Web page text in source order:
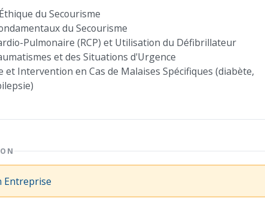
du Secourisme
du Secourisme
Pulmonaire (RCP) et Utilisation du Défibrillateur
et des Situations d'Urgence
et Intervention en Cas de Malaises Spécifiques (diabète,
Entreprise